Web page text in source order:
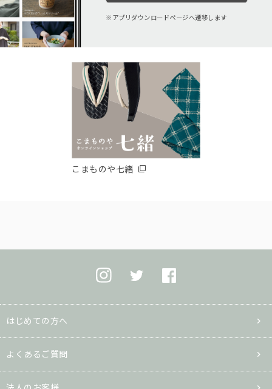
アプリダウンロードページへ遷移します
こまものや七緒
はじめての方へ
よくあるご質問